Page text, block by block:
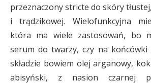
przeznaczony stricte do skóry
i trądzikowej. Wielofunkcyjna
która ma wiele zastosowań, bo
serum do twarzy, czy na końcówki
składzie bowiem olej arganowy,
abisyński, z nasion czarnej